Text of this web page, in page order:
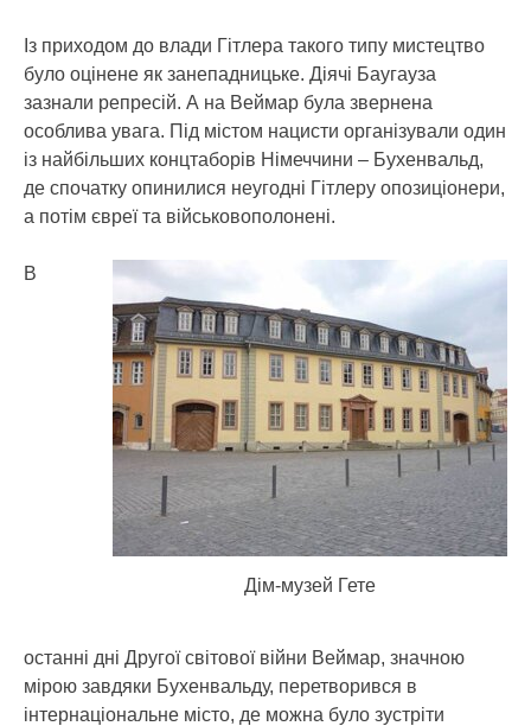
Із приходом до влади Гітлера такого типу мистецтво
було оцінене як занепадницьке. Діячі Баугауза
зазнали репресій. А на Веймар була звернена
особлива увага. Під містом нацисти організували один
із найбільших концтаборів Німеччини – Бухенвальд,
де спочатку опинилися неугодні Гітлеру опозиціонери,
а потім євреї та військовополонені.
Дім-музей Гете
В
останні дні Другої світової війни Веймар, значною
мірою завдяки Бухенвальду, перетворився в
інтернаціональне місто, де можна було зустріти